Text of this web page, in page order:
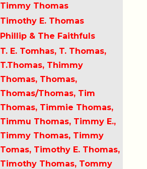
Timmy Thomas
Timothy E. Thomas
Phillip & The Faithfuls
T. E. Tomhas, T. Thomas,
T.Thomas, Thimmy
Thomas, Thomas,
Thomas/Thomas, Tim
Thomas, Timmie Thomas,
Timmu Thomas, Timmy E.,
Timmy Thomas, Timmy
Tomas, Timothy E. Thomas,
Timothy Thomas, Tommy